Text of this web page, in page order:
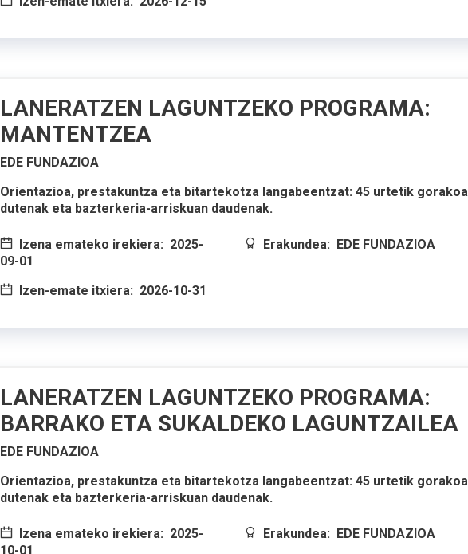
LANERATZEN LAGUNTZEKO PROGRAMA:
MANTENTZEA
EDE FUNDAZIOA
Orientazioa, prestakuntza eta bitartekotza langabeentzat: 45 urtetik
dutenak eta bazterkeria-arriskuan daudenak.
Izena emateko irekiera: 2025-
09-01
Izen-emate itxiera: 2026-10-31
Erakundea: EDE FUNDAZIOA
LANERATZEN LAGUNTZEKO PROGRAMA:
BARRAKO ETA SUKALDEKO LAGUNTZAILEA
EDE FUNDAZIOA
Orientazioa, prestakuntza eta bitartekotza langabeentzat: 45 urtetik
dutenak eta bazterkeria-arriskuan daudenak.
Izena emateko irekiera: 2025-
10-01
Erakundea: EDE FUNDAZIOA